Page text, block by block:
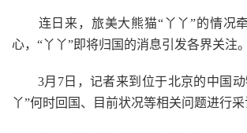
连日来，旅美大熊猫“丫丫”的情况
心，“丫丫”即将归国的消息引发各界关注。
3月7日，记者来到位于北京的中国动
丫”何时回国、目前状况等相关问题进行采